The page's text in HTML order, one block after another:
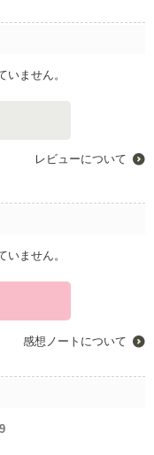
いません。
レビューについて
いません。
感想ノートについて
9